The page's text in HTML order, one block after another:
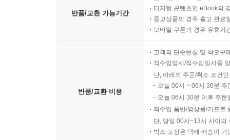
반품/교환 가능기간
디지털 콘텐츠인 eBook의
중고상품의 경우 출고 완료
모바일 쿠폰의 경우 유효기
반품/교환 비용
고객의 단순변심 및 착오구
직수입양서/직수입일서중
단, 아래의 주문/취소 조건
오늘 00시 ~ 06시 30분
오늘 06시 30분 이후 주
직수입 음반/영상물/기프트
단, 당일 00시~13시 사이의
박스 포장은 택배 배송이